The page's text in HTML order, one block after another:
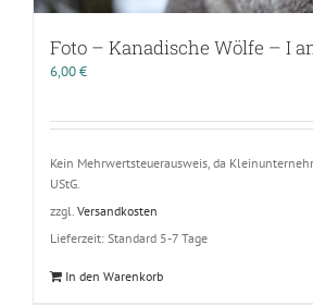
Foto – Kanadische Wölfe – I
6,00€
Kein Mehrwertsteuerausweis, da
UStG.
zzgl. Versandkosten
Lieferzeit: Standard 5-7 Tage
In den Warenkorb